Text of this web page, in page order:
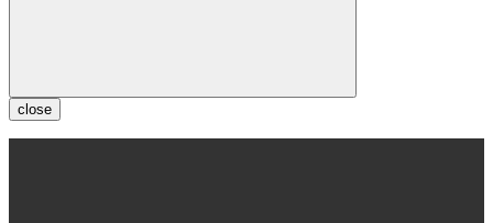
close